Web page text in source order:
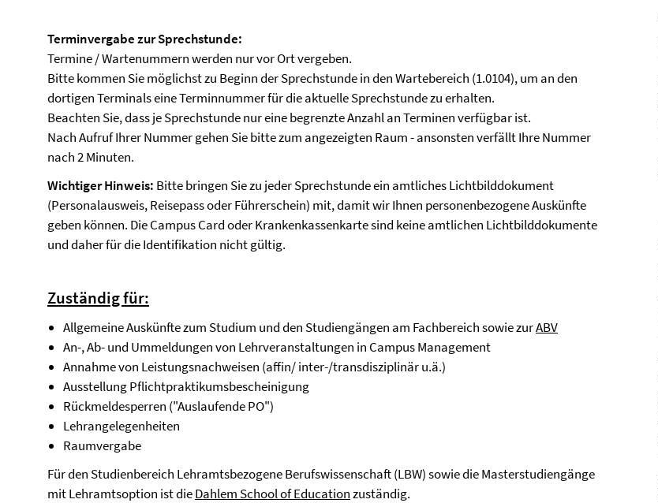
Terminvergabe zur Sprechstunde:
Termine / Wartenummern werden nur vor Ort vergeben.
Bitte kommen Sie möglichst zu Beginn der Sprechstunde in den Wartebereich (1.0104), um an den
dortigen Terminals eine Terminnummer für die aktuelle Sprechstunde zu erhalten.
Beachten Sie, dass je Sprechstunde nur eine begrenzte Anzahl an Terminen verfügbar ist.
Nach Aufruf Ihrer Nummer gehen Sie bitte zum angezeigten Raum - ansonsten verfällt Ihre Nummer
nach 2 Minuten.
Wichtiger Hinweis: Bitte bringen Sie zu jeder Sprechstunde ein amtliches Lichtbilddokument
(Personalausweis, Reisepass oder Führerschein) mit, damit wir Ihnen personenbezogene Auskünfte
geben können. Die Campus Card oder Krankenkassenkarte sind keine amtlichen Lichtbilddokumente
und daher für die Identifikation nicht gültig.
Zuständig für:
Allgemeine Auskünfte zum Studium und den Studiengängen am Fachbereich sowie zurABV
An-, Ab- und Ummeldungen von Lehrveranstaltungen in Campus Management
Annahme von Leistungsnachweisen (affin/ inter-/transdisziplinär u.ä.)
Ausstellung Pflichtpraktikumsbescheinigung
Rückmeldesperren ("Auslaufende PO")
Lehrangelegenheiten
Raumvergabe
Für den Studienbereich Lehramtsbezogene Berufswissenschaft (LBW) sowie die Masterstudiengänge
mit Lehramtsoption ist dieDahlem School of Educationzuständig.